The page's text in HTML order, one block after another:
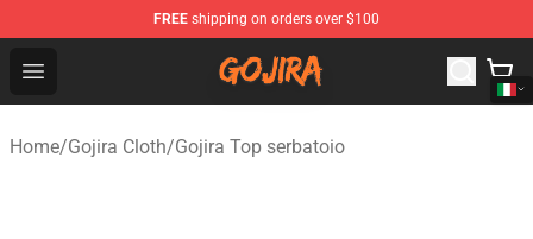
FREE shipping on orders over $100
Open menu
Gojira Shop - Official Gojira Merchandise Store
Home/Gojira Cloth/Gojira Top serbatoio